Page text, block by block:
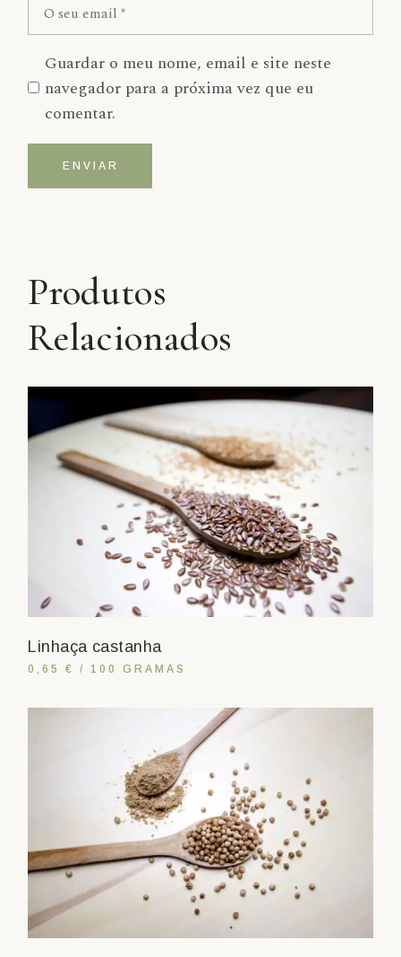
Guardar o meu nome, email e site neste
navegador para a próxima vez que eu
comentar.
ENVIAR
Produtos
Relacionados
Linhaça castanha
0,65 € / 100 GRAMAS